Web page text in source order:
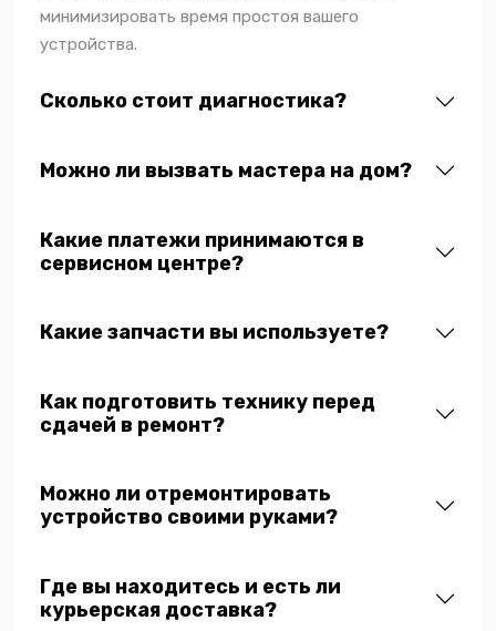
минимизировать время простоя вашего
устройства.
Сколько стоит диагностика?
Можно ли вызвать мастера на дом?
Какие платежи принимаются в
сервисном центре?
Какие запчасти вы используете?
Как подготовить технику перед
сдачей в ремонт?
Можно ли отремонтировать
устройство своими руками?
Где вы находитесь и есть ли
курьерская доставка?